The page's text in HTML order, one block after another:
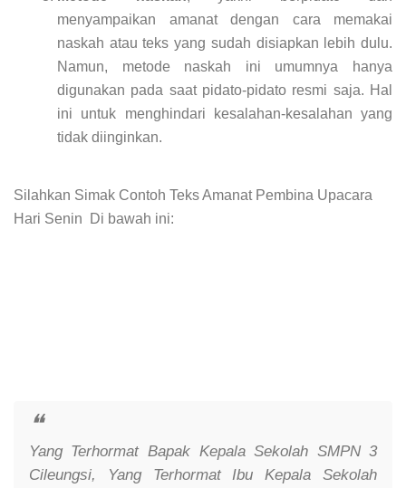
menyampaikan amanat dengan cara memakai
naskah atau teks yang sudah disiapkan lebih dulu.
Namun, metode naskah ini umumnya hanya
digunakan pada saat pidato-pidato resmi saja. Hal
ini untuk menghindari kesalahan-kesalahan yang
tidak diinginkan.
Silahkan Simak Contoh Teks Amanat Pembina Upacara
Hari Senin Di bawah ini:
Yang Terhormat Bapak Kepala Sekolah SMPN 3
Cileungsi, Yang Terhormat Ibu Kepala Sekolah